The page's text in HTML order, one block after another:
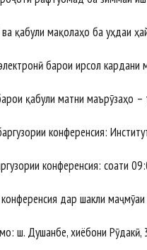
қабули мақолаҳо ба уҳдаи
барои ирсол кардани
қабули матни маърӯзаҳо
конференсия:
конференсия: соати
дар шакли
ш. Душанбе, хиёбони